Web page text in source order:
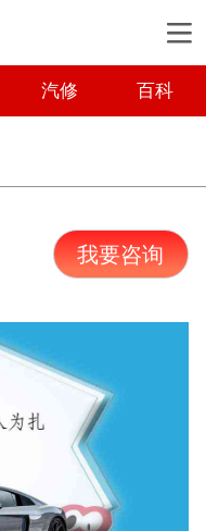
汽修 百科
我要咨询